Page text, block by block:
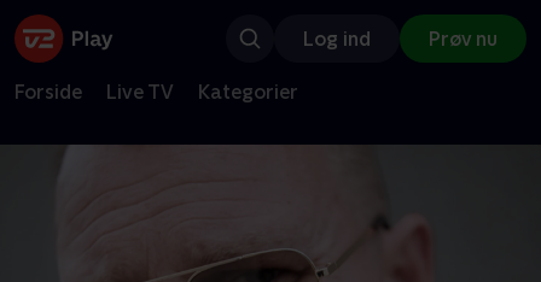
Log ind Prøv nu
Forside Live TV Kategorier